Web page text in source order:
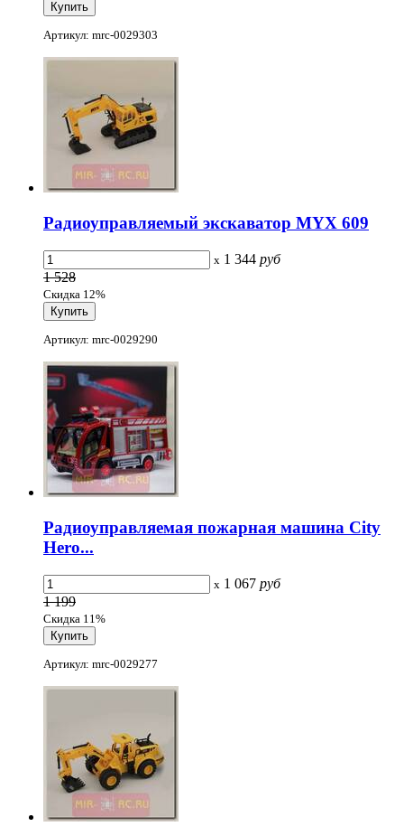
Артикул: mrc-0029303
Радиоуправляемый экскаватор MYX 609
x 1 344 руб
1 528
Скидка 12%
Артикул: mrc-0029290
Радиоуправляемая пожарная машина City
Hero...
x 1 067 руб
1 199
Скидка 11%
Артикул: mrc-0029277